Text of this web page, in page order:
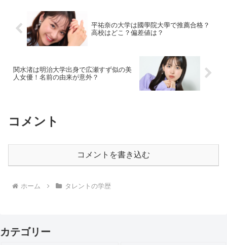
平祐奈の大学は國學院大學で推薦合格？
高校はどこ？偏差値は？
関水渚は明治大学出身で広瀬すず似の美
人女優！名前の由来が意外？
コメント
コメントを書き込む
ホーム タレントの学歴
カテゴリー